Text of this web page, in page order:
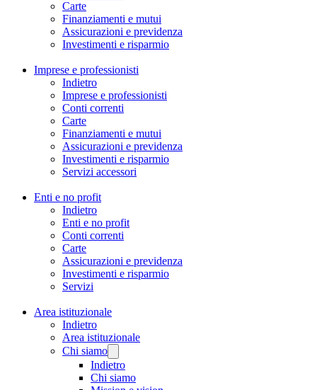
Carte
Finanziamenti e mutui
Assicurazioni e previdenza
Investimenti e risparmio
Imprese e professionisti
Indietro
Imprese e professionisti
Conti correnti
Carte
Finanziamenti e mutui
Assicurazioni e previdenza
Investimenti e risparmio
Servizi accessori
Enti e no profit
Indietro
Enti e no profit
Conti correnti
Carte
Assicurazioni e previdenza
Investimenti e risparmio
Servizi
Area istituzionale
Indietro
Area istituzionale
Chi siamo
Indietro
Chi siamo